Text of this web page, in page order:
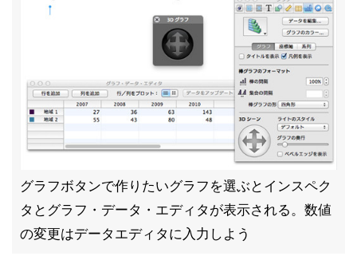
グラフボタンで作りたいグラフを選ぶとインスペク
タとグラフ・データ・エディタが表示される。数値
の変更はデータエディタに入力しよう